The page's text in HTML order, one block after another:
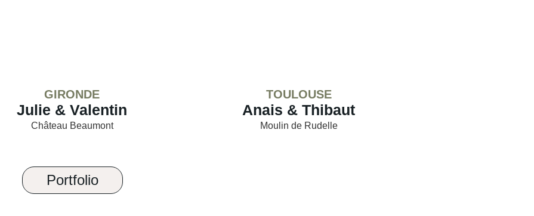
GIRONDE
Julie & Valentin
Château Beaumont
TOULOUSE
Anais & Thibaut
Moulin de Rudelle
Portfolio